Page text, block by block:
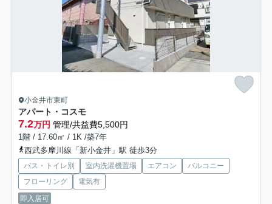
小金井市東町
アパート・コスモ
7.2万円 管理/共益費5,500円
1階 / 17.60㎡ / 1K /築7年
西武多摩川線「新小金井」駅 徒歩3分
バス・トイレ別 室内洗濯機置場 エアコン
バルコニー
フローリング
電気有
即入居可